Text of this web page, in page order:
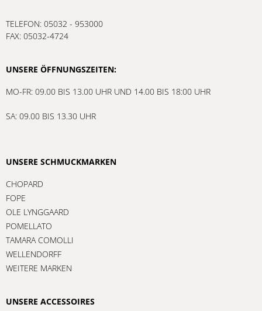
TELEFON: 05032 - 953000
FAX: 05032-4724
UNSERE ÖFFNUNGSZEITEN:
MO-FR: 09.00 BIS 13.00 UHR UND 14.00 BIS 18:00 UHR
SA: 09.00 BIS 13.30 UHR
UNSERE SCHMUCKMARKEN
CHOPARD
FOPE
OLE LYNGGAARD
POMELLATO
TAMARA COMOLLI
WELLENDORFF
WEITERE MARKEN
UNSERE ACCESSOIRES